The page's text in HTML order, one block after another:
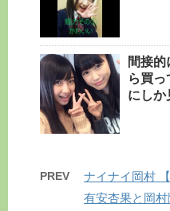
間接
ら買っ
にしか
PREV
ナイナイ岡村
有安杏果と岡